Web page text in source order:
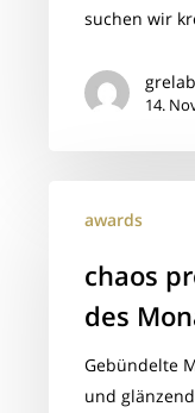
suchen wir
grelab
14.
products
Pflegetipp
awards
chaos
des
Gebündelte
und